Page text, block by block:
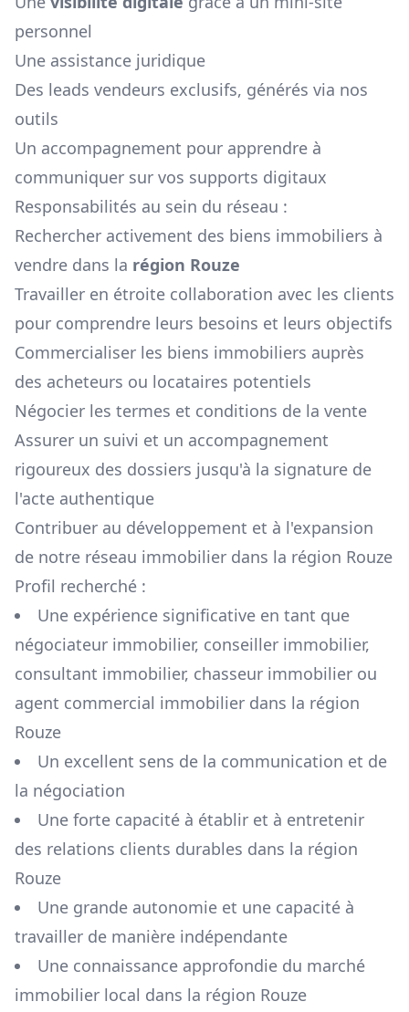
personnel
Une assistance juridique
Des leads vendeurs exclusifs, générés via nos
outils
Un accompagnement pour apprendre à
communiquer sur vos supports digitaux
Responsabilités au sein du réseau :
Rechercher activement des biens immobiliers à
vendre dans la région Rouze
Travailler en étroite collaboration avec les clients
pour comprendre leurs besoins et leurs objectifs
Commercialiser les biens immobiliers auprès
des acheteurs ou locataires potentiels
Négocier les termes et conditions de la vente
Assurer un suivi et un accompagnement
rigoureux des dossiers jusqu'à la signature de
l'acte authentique
Contribuer au développement et à l'expansion
de notre réseau immobilier dans la région Rouze
Profil recherché :
Une expérience significative en tant que
négociateur immobilier, conseiller immobilier,
consultant immobilier, chasseur immobilier ou
agent commercial immobilier dans la région
Rouze
Un excellent sens de la communication et de
la négociation
Une forte capacité à établir et à entretenir
des relations clients durables dans la région
Rouze
Une grande autonomie et une capacité à
travailler de manière indépendante
Une connaissance approfondie du marché
immobilier local dans la région Rouze